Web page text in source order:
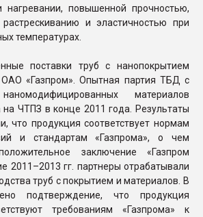
нагревании, повышенной прочностью,
и эластичностью при
температурах.
поставки труб с нанопокрытием
ОАО «Газпром». Опытная партия ТБД с
материалов
ЧТПЗ в конце 2011 года. Результаты
что продукция соответствует нормам
и стандартам «Газпрома», о чем
заключение «Газпром
2011–2013 гг. партнеры отрабатывали
труб с покрытием и материалов. В
подтверждение, что продукция
требованиям «Газпрома» к